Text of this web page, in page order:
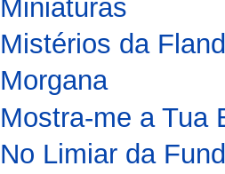
Miniaturas
Mistérios da
Morgana
Mostra-me a Tua
No Limiar da